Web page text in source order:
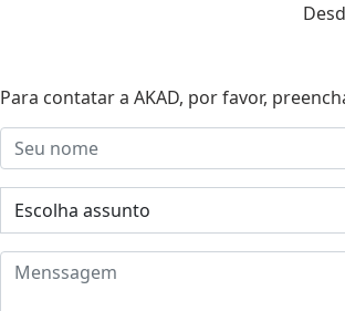
Para contatar a AKAD, por favor,